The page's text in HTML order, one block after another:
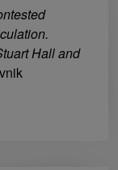
Hall and